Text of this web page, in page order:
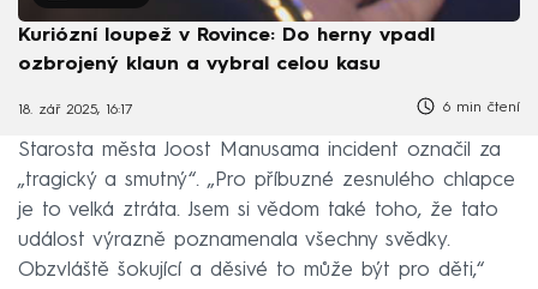
Kuriózní loupež v Rovince: Do herny vpadl
ozbrojený klaun a vybral celou kasu
18. zář 2025, 16:17 6 min čtení
Starosta města Joost Manusama incident označil za
„tragický a smutný“. „Pro příbuzné zesnulého chlapce
je to velká ztráta. Jsem si vědom také toho, že tato
událost výrazně poznamenala všechny svědky.
Obzvláště šokující a děsivé to může být pro děti,“